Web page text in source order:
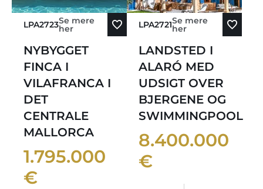
LPA2723Se mere
her
NYBYGGET
FINCA I
VILAFRANCA I
DET
CENTRALE
MALLORCA
1.795.000
€
LPA2721Se mere
her
LANDSTED I
ALARÓ MED
UDSIGT OVER
BJERGENE OG
SWIMMINGPOOL
8.400.000
€